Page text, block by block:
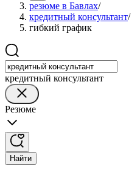
резюме в Бавлах/
кредитный консультант/
гибкий график
кредитный консультант
Резюме
Найти